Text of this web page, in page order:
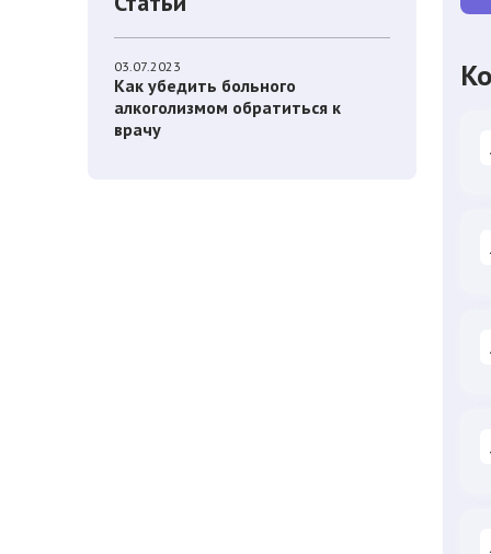
03.07.2023
Как убедить больного
алкоголизмом обратиться к
врачу